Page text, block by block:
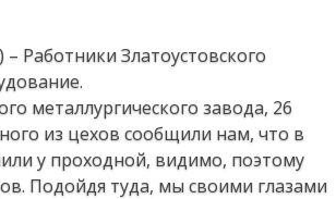
Работники Златоустовского
металлургического завода, 26
из цехов сообщили нам, что в
у проходной, видимо, поэтому
Подойдя туда, мы своими глазами